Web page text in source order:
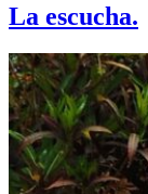
La escucha.